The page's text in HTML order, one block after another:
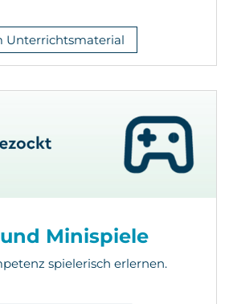
Unterrichtsmaterial
Minispiele
spielerisch erlernen.